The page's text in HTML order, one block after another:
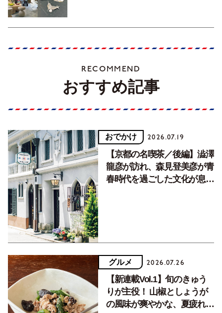
RECOMMEND
おすすめ記事
おでかけ 2026.07.19
【京都の名喫茶／後編】澁澤
龍彦が訪れ、森見登美彦が青
春時代を過ごした文化が息づ
グルメ 2026.07.26
【新連載Vol.1】旬のきゅう
りが主役！ 山椒としょうが
の風味が爽やかな、夏疲れを